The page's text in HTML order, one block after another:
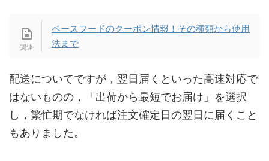
ベースフードのクーポン情報！その種類から使用
法まで
配送についてですが，翌日届くといった高速対応で
はないものの，「出荷から最短でお届け」を選択
し，繁忙期でなければ注文確定日の翌日に届くこと
もありました。